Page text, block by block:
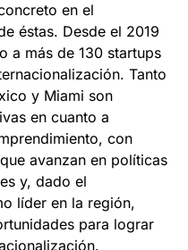
en el
éstas. Desde el 2019
a más de 130 startups
Tanto
y Miami son
en cuanto a
con
avanzan en políticas
y, dado el
líder en la región,
para lograr